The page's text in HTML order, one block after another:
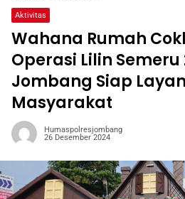
Aktivitas
Wahana Rumah
Operasi Lilin Semeru
Jombang Siap
Masyarakat
Humaspolresjombang
26 Desember 2024